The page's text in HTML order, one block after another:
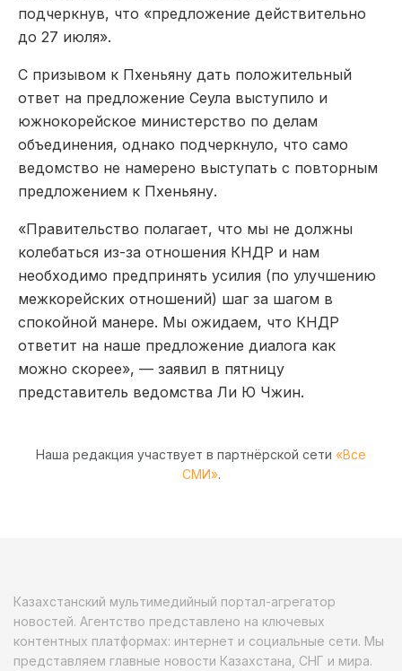
подчеркнув, что «предложение действительно
до 27 июля».
С призывом к Пхеньяну дать положительный
ответ на предложение Сеула выступило и
южнокорейское министерство по делам
объединения, однако подчеркнуло, что само
ведомство не намерено выступать с повторным
предложением к Пхеньяну.
«Правительство полагает, что мы не должны
колебаться из-за отношения КНДР и нам
необходимо предпринять усилия (по улучшению
межкорейских отношений) шаг за шагом в
спокойной манере. Мы ожидаем, что КНДР
ответит на наше предложение диалога как
можно скорее», — заявил в пятницу
представитель ведомства Ли Ю Чжин.
Наша редакция участвует в партнёрской сети «Все
СМИ».
Казахстанский мультимедийный портал-агрегатор
новостей. Агентство представлено на ключевых
контентных платформах: интернет и социальные сети. Мы
представляем главные новости Казахстана, СНГ и мира.